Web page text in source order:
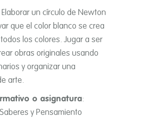
Elaborar un círculo de Newton
que el color blanco se crea
los colores. Jugar a ser
obras originales usando
y organizar una
arte.
o asignatura:
y Pensamiento